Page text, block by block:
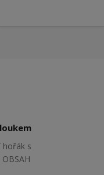
hořák s